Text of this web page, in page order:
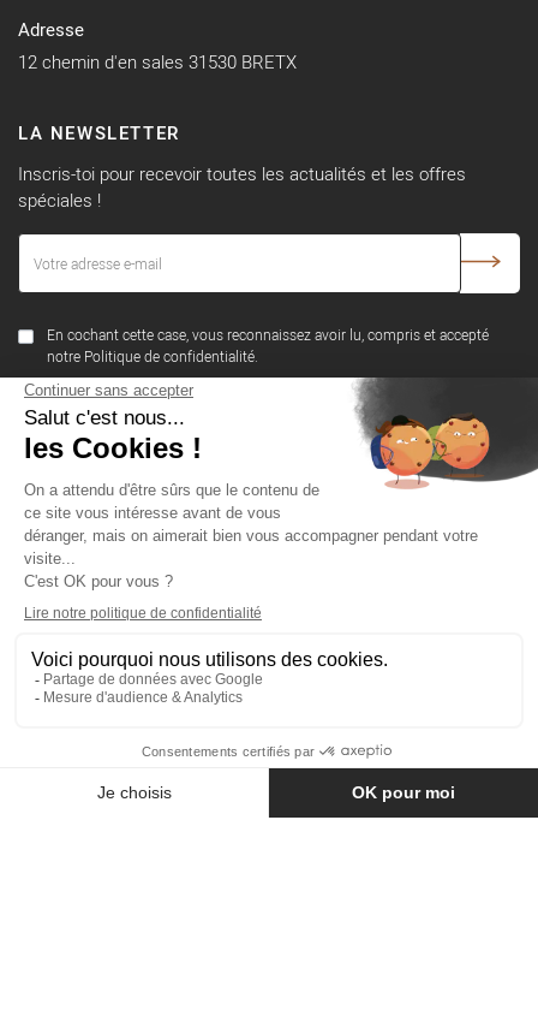
Adresse
12 chemin d'en sales 31530 BRETX
LA NEWSLETTER
Inscris-toi pour recevoir toutes les actualités et les offres
spéciales !
En cochant cette case, vous reconnaissez avoir lu, compris et accepté
notre Politique de confidentialité.
SUIVEZ-NOUS
NOTRE SOCIÉTÉ
PRODUITS
Copyright © Fer & Pierre avec coeur par wapiti